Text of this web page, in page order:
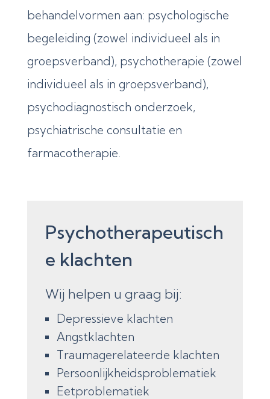
behandelvormen aan: psychologische
begeleiding (zowel individueel als in
groepsverband), psychotherapie (zowel
individueel als in groepsverband),
psychodiagnostisch onderzoek,
psychiatrische consultatie en
farmacotherapie.
Psychotherapeutisch
e klachten
Wij helpen u graag bij:
Depressieve klachten
Angstklachten
Traumagerelateerde klachten
Persoonlijkheidsproblematiek
Eetproblematiek